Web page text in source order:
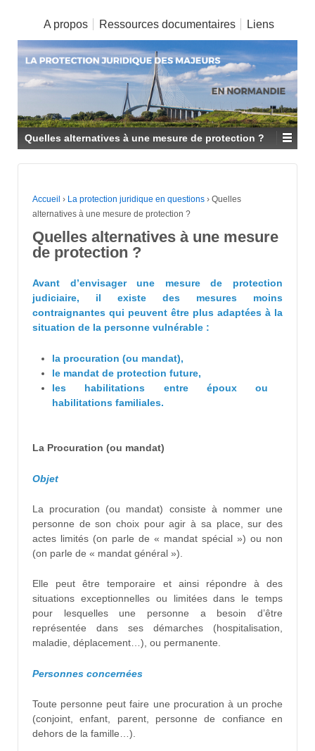
A propos Ressources documentaires Liens
Quelles alternatives à une mesure de protection ?
Accueil › La protection juridique en questions › Quelles
alternatives à une mesure de protection ?
Quelles alternatives à une mesure
de protection ?
Avant d’envisager une mesure de protection
judiciaire, il existe des mesures moins
contraignantes qui peuvent être plus adaptées à la
situation de la personne vulnérable :
la procuration (ou mandat),
le mandat de protection future,
les habilitations entre époux ou
habilitations familiales.
La Procuration (ou mandat)
Objet
La procuration (ou mandat) consiste à nommer une
personne de son choix pour agir à sa place, sur des
actes limités (on parle de « mandat spécial ») ou non
(on parle de « mandat général »).
Elle peut être temporaire et ainsi répondre à des
situations exceptionnelles ou limitées dans le temps
pour lesquelles une personne a besoin d’être
représentée dans ses démarches (hospitalisation,
maladie, déplacement…), ou permanente.
Personnes concernées
Toute personne peut faire une procuration à un proche
(conjoint, enfant, parent, personne de confiance en
dehors de la famille…).